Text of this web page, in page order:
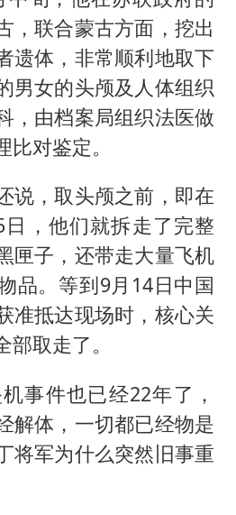
，联合蒙古方面，挖出
遗体，非常顺利地取下
男女的头颅及人体组织
，由档案局组织法医做
对鉴定。
说，取头颅之前，即在
，他们就拆走了完整
匣子，还带走大量飞机
品。等到9月14日中国
准抵达现场时，核心关
取走了。
事件也已经22年了，
解体，一切都已经物是
将军为什么突然旧事重